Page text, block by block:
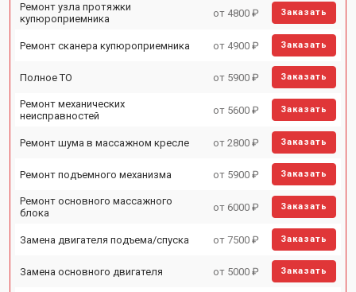
Ремонт узла протяжки
купюроприемника
от 4800 ₽ Заказать
Ремонт сканера купюроприемника от 4900 ₽ Заказать
Полное ТО от 5900 ₽ Заказать
Ремонт механических
неисправностей
от 5600 ₽ Заказать
Ремонт шума в массажном кресле от 2800 ₽ Заказать
Ремонт подъемного механизма от 5900 ₽ Заказать
Ремонт основного массажного
блока
от 6000 ₽ Заказать
Замена двигателя подъема/спуска от 7500 ₽ Заказать
Замена основного двигателя от 5000 ₽ Заказать